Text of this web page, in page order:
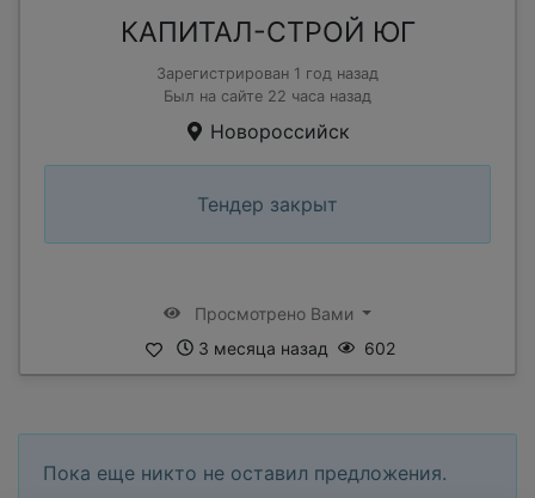
КАПИТАЛ-СТРОЙ ЮГ
Зарегистрирован 1 год назад
Был на сайте 22 часа назад
Новороссийск
Тендер закрыт
Просмотрено Вами
3 месяца назад
602
Пока еще никто не оставил предложения.